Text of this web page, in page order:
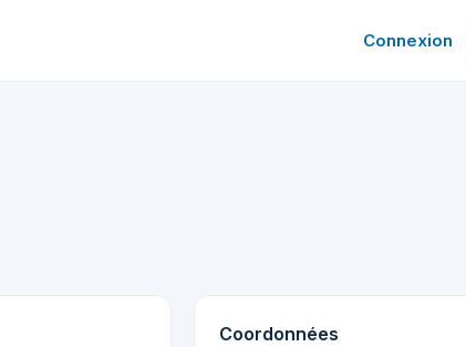
Connexion
Coordonnées